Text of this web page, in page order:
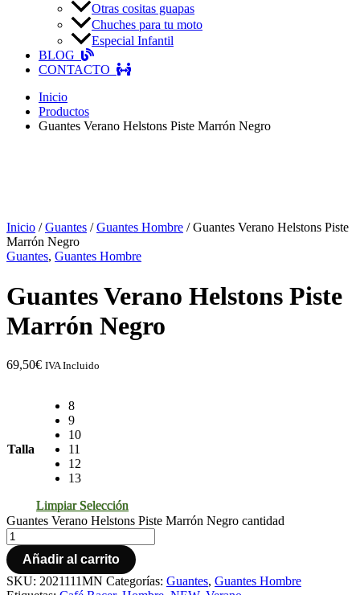
Otras cositas guapas
Chuches para tu moto
Especial Infantil
BLOG
CONTACTO
Inicio
Productos
Guantes Verano Helstons Piste Marrón Negro
Inicio /Guantes /Guantes Hombre / Guantes Verano Helstons Piste
Marrón Negro
Guantes, Guantes Hombre
Guantes Verano Helstons Piste
Marrón Negro
69,50€ IVA Incluido
Talla
8
9
10
11
12
13
Limpiar Selección
Guantes Verano Helstons Piste Marrón Negro cantidad
Añadir al carrito
SKU: 2021111MN Categorías: Guantes, Guantes Hombre